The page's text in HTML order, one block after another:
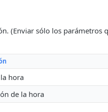
(Enviar sólo los parámetros
hora
de la hora